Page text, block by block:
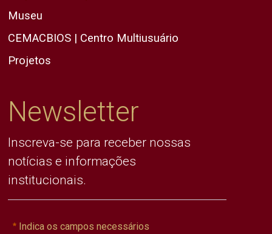
Museu
CEMACBIOS | Centro Multiusuário
Projetos
Newsletter
Inscreva-se para receber nossas
notícias e informações
institucionais.
Indica os campos necessários